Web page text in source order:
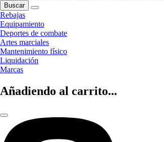
Buscar
Rebajas
Equipamiento
Deportes de combate
Artes marciales
Mantenimiento físico
Liquidación
Marcas
Añadiendo al carrito...